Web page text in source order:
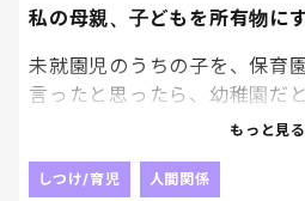
しかも出てきてからも、
主人とNPOの活動したりなん
政治やなんちゃらでそういう
って、ずーーーっと自慢みた
私の母親、子どもを所有物に
未就園児のうちの子を、保育
言ったと思ったら、幼稚園だ
からこっちがいいと言う、気
とるってこういうことなんだ
もっと見る
しつけ/育児 人間関係